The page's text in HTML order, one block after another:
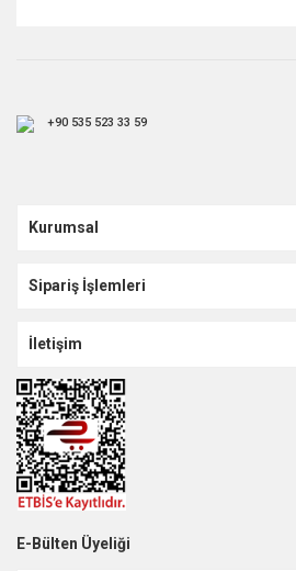
+90 535 523 33 59
Kurumsal
Sipariş İşlemleri
İletişim
E-Bülten Üyeliği